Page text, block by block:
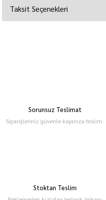
Taksit Seçenekleri
Sorunsuz Teslimat
Siparişleriniz güvenle kapınıza teslim.
Stoktan Teslim